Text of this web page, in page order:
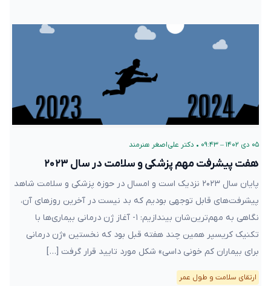
۰۵ دی ۱۴۰۲ – ۰۹:۴۳ • دکتر علی‌اصغر هنرمند
هفت پیشرفت مهم پزشکی و سلامت در سال ۲۰۲۳
پایان سال ۲۰۲۳ نزدیک است و امسال در حوزه پزشکی و سلامت شاهد
پیشرفت‌های قابل توجهی بودیم که بد نیست در آخرین روزهای آن،
نگاهی به مهم‌ترین‌شان بیندازیم: ۱- آغاز ژن درمانی بیماری‌ها با
تکنیک کریسپر همین چند هفته قبل بود که نخستین «ژن درمانی
برای بیماران کم خونی داسی» شکل مورد تایید قرار گرفت […]
ارتقای سلامت و طول عمر